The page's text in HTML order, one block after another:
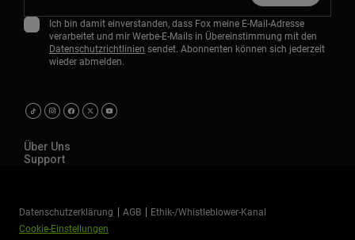
Ich bin damit einverstanden, dass Fox meine E-Mail-Adresse
verarbeitet und mir Werbe-E-Mails in Übereinstimmung mit den
Datenschutzrichtlinien sendet. Abonnenten können sich jederzeit
wieder abmelden.
Über Uns
Support
Datenschutzerklärung AGB
Ethik-/Whistleblower-Kanal
Cookie-Einstellungen